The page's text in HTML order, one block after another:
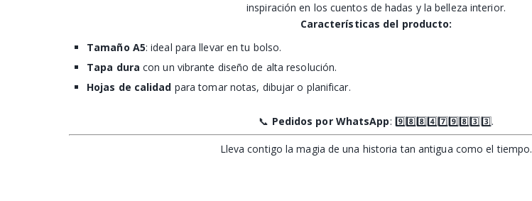
inspiración en los cuentos de hadas y la belleza interior.
Características del producto:
Tamaño A5: ideal para llevar en tu bolso.
Tapa dura con un vibrante diseño de alta resolución.
Hojas de calidad para tomar notas, dibujar o planificar.
📞 Pedidos por WhatsApp: 9️⃣8️⃣8️⃣4️⃣7️⃣9️⃣8️⃣3️⃣3️⃣.
Lleva contigo la magia de una historia tan antigua como el tiempo.